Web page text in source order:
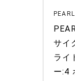
サイ
ライ
ー:4